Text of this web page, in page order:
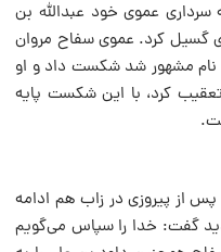
عموی خود عبدالله بن
گسیل کرد. عموی سفاح مروان
نام مشهور شد شکست داد و او
تعقیب کرد، با این شکست پایه
از پیروزی در زاب هم ادامه
گفت: خدا را سپاس می‌گویم